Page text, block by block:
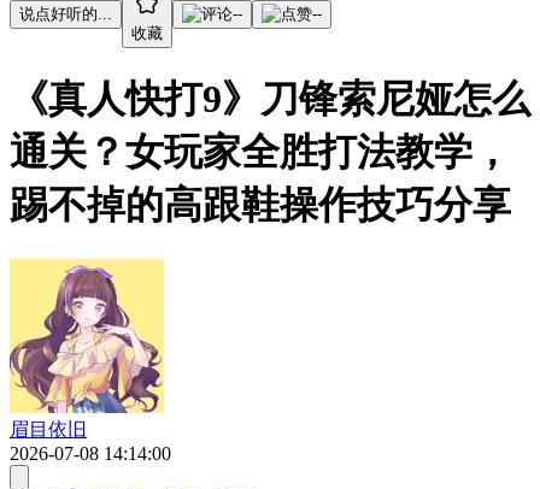
说点好听的...
收藏
-- --
《真人快打9》刀锋索尼娅怎么
通关？女玩家全胜打法教学，
踢不掉的高跟鞋操作技巧分享
眉目依旧
2026-07-08 14:14:00